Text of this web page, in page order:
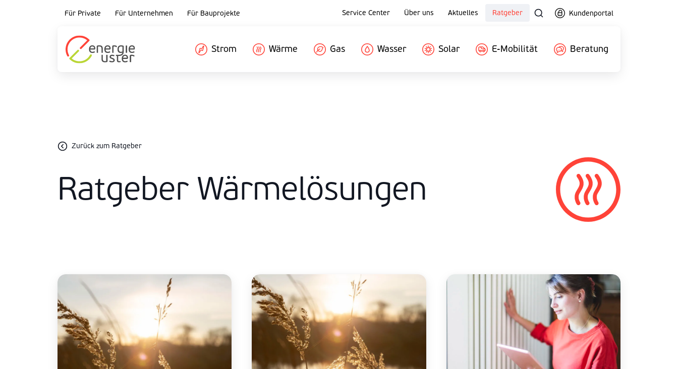
Für Private Für Unternehmen Für Bauprojekte Service Center Über uns Aktuelles Ratgeber Kundenportal
Strom Wärme Gas Wasser Solar E-Mobilität Beratung
Zurück zum Ratgeber
Ratgeber Wärmelösungen